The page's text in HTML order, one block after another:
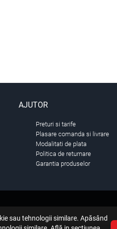
AJUTOR
Preturi si tarife
Plasare comanda si livrare
Modalitati de plata
Politica de returnare
Garantia produselor
sau tehnologii similare. Apăsând